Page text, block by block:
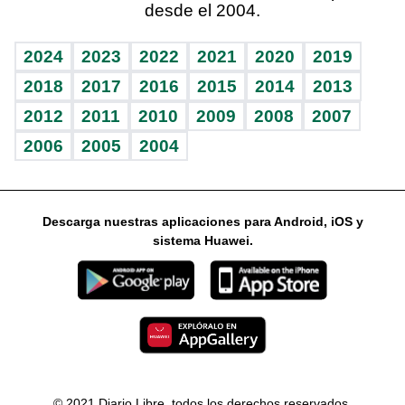
Vida y familia
Eñe
Celebrando la vida
Sin complejos
En pocas palabras
Escuchando al corazón
Economía Personal
Consulta Libre
BRV
TBT Deportivo
Ágora
Guía del dinero
Horóscopos
desde el 2004.
2024 2023 2022 2021 2020
2019
2018
2017 2016 2015 2014
2013
2012
2011 2010 2009 2008
2007
2006
2005 2004
Descarga nuestras aplicaciones para Android, iOS y
sistema Huawei.